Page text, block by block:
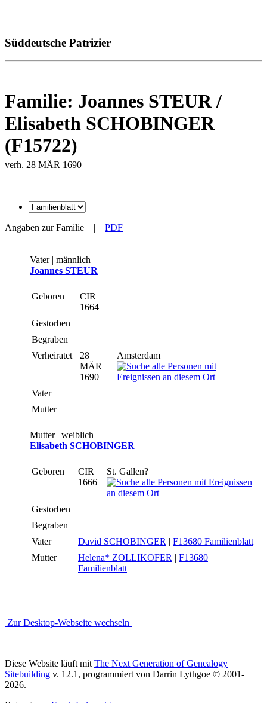
Süddeutsche Patrizier
Familie: Joannes STEUR /
Elisabeth SCHOBINGER
(F15722)
verh. 28 MÄR 1690
Angaben zur Familie | PDF
Vater | männlich
Joannes STEUR
Geboren
CIR
1664
Gestorben
Begraben
Verheiratet
28
MÄR
1690
Amsterdam
Vater
Mutter
Mutter | weiblich
Elisabeth SCHOBINGER
Geboren
CIR
1666
St. Gallen?
Gestorben
Begraben
Vater
David SCHOBINGER | F13680 Familienblatt
Mutter
Helena* ZOLLIKOFER | F13680
Familienblatt
Zur Desktop-Webseite wechseln
Diese Website läuft mit The Next Generation of Genealogy
Sitebuilding v. 12.1, programmiert von Darrin Lythgoe © 2001-
2026.